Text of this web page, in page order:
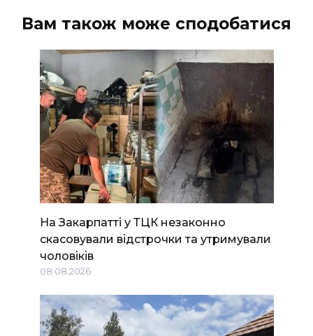
Вам також може сподобатися
На Закарпатті у ТЦК незаконно
скасовували відстрочки та утримували
чоловіків
08.08.2026